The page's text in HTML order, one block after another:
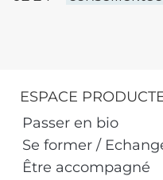
ESPACE
Passer en bio
Se former /
Être accompagné